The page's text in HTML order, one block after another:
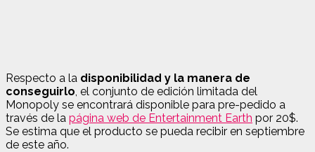
Respecto a la disponibilidad y la manera de
conseguirlo, el conjunto de edición limitada del
Monopoly se encontrará disponible para pre-pedido a
través de la página web de Entertainment Earth por 20$.
Se estima que el producto se pueda recibir en septiembre
de este año.